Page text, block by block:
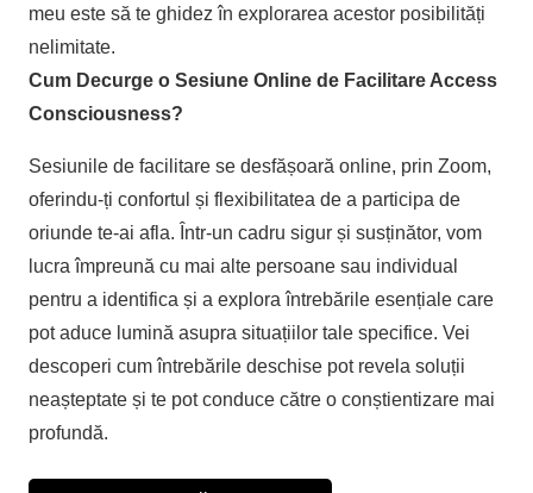
meu este să te ghidez în explorarea acestor posibilități
nelimitate.
Cum Decurge o Sesiune Online de Facilitare Access
Consciousness?
Sesiunile de facilitare se desfășoară online, prin Zoom,
oferindu-ți confortul și flexibilitatea de a participa de
oriunde te-ai afla. Într-un cadru sigur și susținător, vom
lucra împreună cu mai alte persoane sau individual
pentru a identifica și a explora întrebările esențiale care
pot aduce lumină asupra situațiilor tale specifice. Vei
descoperi cum întrebările deschise pot revela soluții
neașteptate și te pot conduce către o conștientizare mai
profundă.